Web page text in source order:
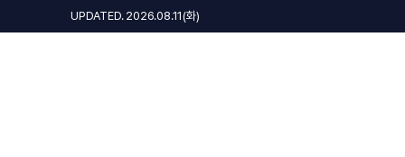
UPDATED. 2026.08.11(화)